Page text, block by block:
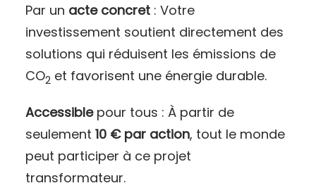
Par un acte concret: Votre
investissement soutient directement des
solutions qui réduisent les émissions de
CO2 et favorisent une énergie durable.
Accessiblepour tous : À partir de
seulement 10 € par action, tout le monde
peut participer à ce projet
transformateur.